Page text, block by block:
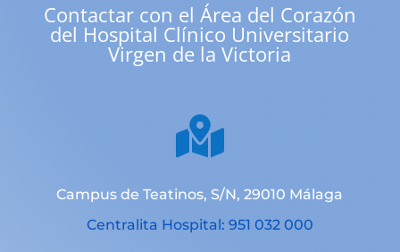
Contactar con el Área del Corazón
del Hospital Clínico Universitario
Virgen de la Victoria

Campus de Teatinos, S/N, 29010 Málaga
Centralita Hospital: 951 032 000